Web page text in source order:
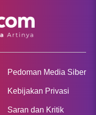
Pedoman Media Siber
Kebijakan Privasi
Saran dan Kritik